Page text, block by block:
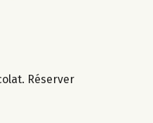
Réserver